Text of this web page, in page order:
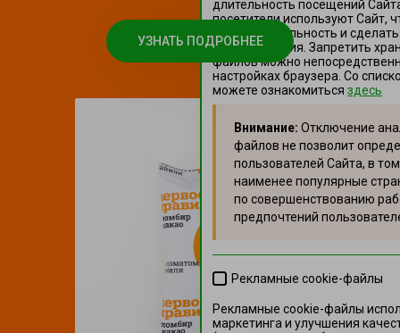
УЗНАТЬ ПОДРОБНЕЕ
длительность посещений
посетители используют Сайт,
производительность и
использования. Запретить
файлов можно
настройках браузера. Со
можете ознакомиться здесь
Внимание: Отключение
файлов не позволит
пользователей Сайта, в
наименее популярные
по совершенствованию
предпочтений
Рекламные cookie-файлы
Рекламные cookie-файлы
маркетинга и улучшения